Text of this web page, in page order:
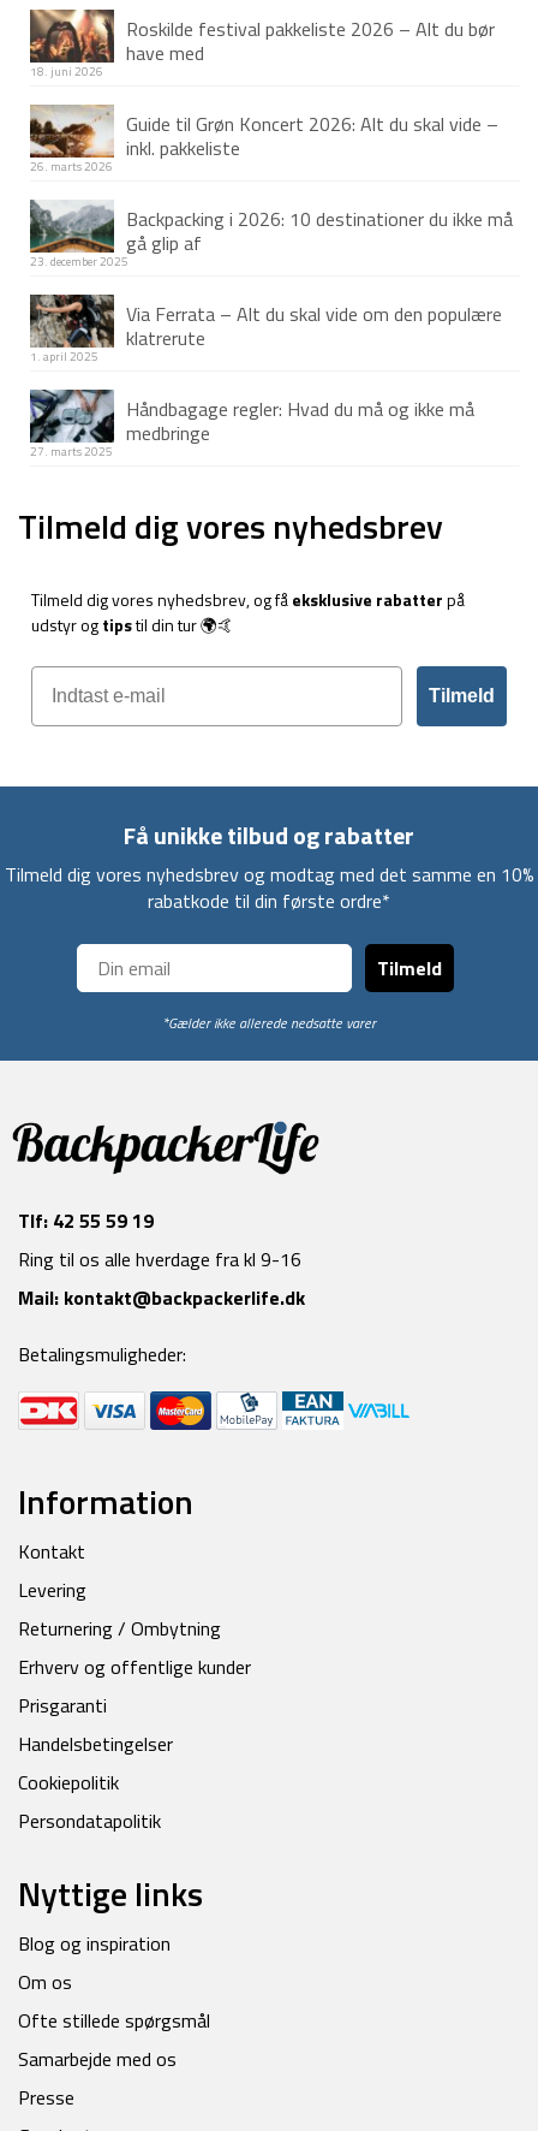
1.499 kr.1.199 kr.
Roskilde festival pakkeliste 2026 – Alt du bør
have med
18. juni 2026
Guide til Grøn Koncert 2026: Alt du skal vide –
inkl. pakkeliste
26. marts 2026
Backpacking i 2026: 10 destinationer du ikke må
gå glip af
23. december 2025
Via Ferrata – Alt du skal vide om den populære
klatrerute
1. april 2025
Håndbagage regler: Hvad du må og ikke må
medbringe
27. marts 2025
Tilmeld dig vores nyhedsbrev
Tilmeld dig vores nyhedsbrev, og fåeksklusive rabatterpå
udstyr ogtipstil din tur 🌍🤙
Tilmeld
Få unikke tilbud og rabatter
Tilmeld dig vores nyhedsbrev og modtag med det samme en 10%
rabatkode til din første ordre*
Tilmeld
*Gælder ikke allerede nedsatte varer
Tlf: 42 55 59 19
Ring til os alle hverdage fra kl 9-16
Mail: kontakt@backpackerlife.dk
Betalingsmuligheder:
Information
Kontakt
Levering
Returnering / Ombytning
Erhverv og offentlige kunder
Prisgaranti
Handelsbetingelser
Cookiepolitik
Persondatapolitik
Nyttige links
Blog og inspiration
Om os
Ofte stillede spørgsmål
Samarbejde med os
Presse